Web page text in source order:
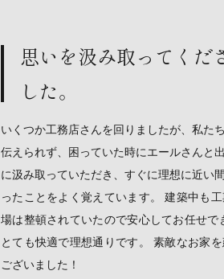
思いを汲み取ってくだ
した。
いくつか工務店さんを回りましたが、私た
伝えられず、困っていた時にエールさんと
に汲み取っていただき、すぐに理想に近い
ったことをよく覚えています。 建築中も
場は整頓されていたので安心してお任せ
とても快適で理想通りです。 素敵なお家
ございました！